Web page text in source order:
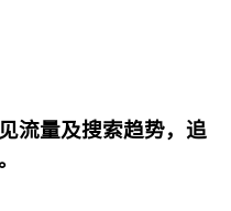
流量及搜索趋势，追